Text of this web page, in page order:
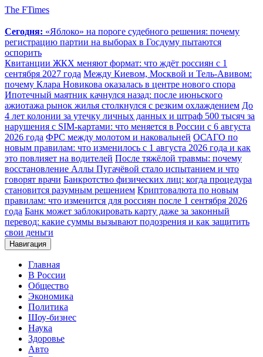
The FTimes
Сегодня: «Яблоко» на пороге судебного решения: почему
регистрацию партии на выборах в Госдуму пытаются
оспорить
Квитанции ЖКХ меняют формат: что ждёт россиян с 1
сентября 2027 года Между Киевом, Москвой и Тель-Авивом:
почему Клара Новикова оказалась в центре нового спора
Ипотечный маятник качнулся назад: после июньского
ажиотажа рынок жилья столкнулся с резким охлаждением До
4 лет колонии за утечку личных данных и штраф 500 тысяч за
нарушения с SIM-картами: что меняется в России с 6 августа
2026 года ФРС между молотом и наковальней ОСАГО по
новым правилам: что изменилось с 1 августа 2026 года и как
это повлияет на водителей После тяжёлой травмы: почему
восстановление Аллы Пугачёвой стало испытанием и что
говорят врачи Банкротство физических лиц: когда процедура
становится разумным решением Криптовалюта по новым
правилам: что изменится для россиян после 1 сентября 2026
года Банк может заблокировать карту даже за законный
перевод: какие суммы вызывают подозрения и как защитить
свои деньги
Навигация
Главная
В России
Общество
Экономика
Политика
Шоу-бизнес
Наука
Здоровье
Авто